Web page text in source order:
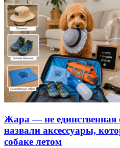
Жара — не единственная
назвали аксессуары,
собаке летом